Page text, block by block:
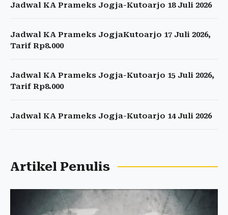
Jadwal KA Prameks Jogja-Kutoarjo 18 Juli 2026
Jadwal KA Prameks JogjaKutoarjo 17 Juli 2026,
Tarif Rp8.000
Jadwal KA Prameks Jogja-Kutoarjo 15 Juli 2026,
Tarif Rp8.000
Jadwal KA Prameks Jogja-Kutoarjo 14 Juli 2026
Artikel Penulis